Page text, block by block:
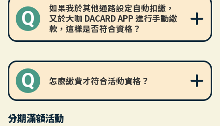
Q
如果我於其他通路設定自動扣繳，
又於大咖 DACARD APP 進行手動繳
款，這樣是否符合資格？
Q 怎麼繳費才符合活動資格？
分期滿額活動